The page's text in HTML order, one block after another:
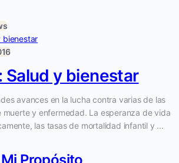
Salud y bienestar
avances en la lucha contra varias de las
muerte y enfermedad. La esperanza de vida
las tasas de mortalidad infantil y ...